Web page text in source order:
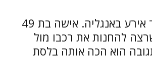
האירוע המחריד אירע באנגליה. אישה בת 49
להחנות את רכבו מול
הוא הכה אותה בלסת